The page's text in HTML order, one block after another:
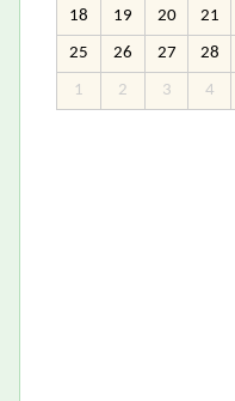
18 19 20 21
25 26 27 28
1 2 3 4